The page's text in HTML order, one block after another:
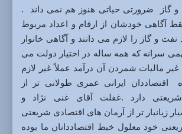
و گاز ضرورتی حیاتی هنوز هم نمی داند
.
آگاهی خودشان از ارقام و اعداد مربوط
و گاز را لازم می دانند و آگاهی خانوار
سرانه که همه ساله در اختیار دولت می
غیر مالیات شمردن آن درآمد عملاً غیر لازم
اقتصاددان ایرانی عمری طولانی تر از
دارد .غفلت آقای غنی نژاد و
زیانبار تر از آرمان های اقتصادی شریعتی
خود معلول خبط اقتصاددانان ما بوده